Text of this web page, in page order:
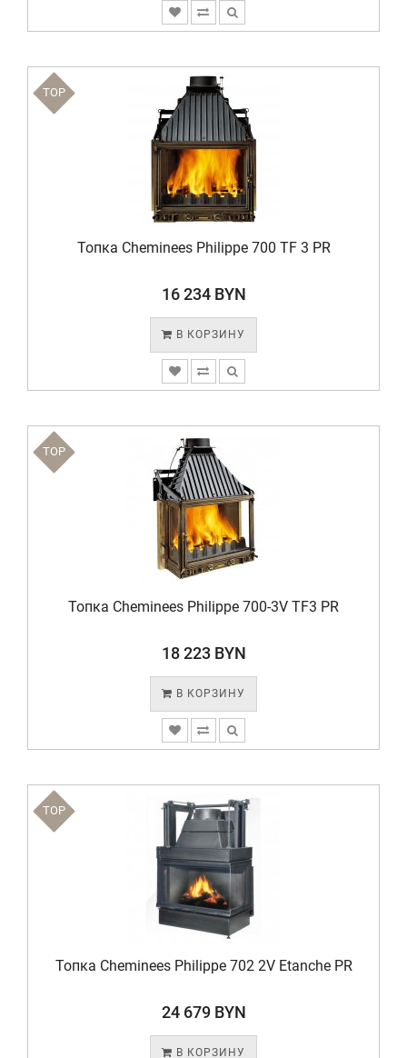
TOP
Топка Cheminees Philippe 700 TF 3 PR
16 234 BYN
В КОРЗИНУ
TOP
Топка Cheminees Philippe 700-3V TF3 PR
18 223 BYN
В КОРЗИНУ
TOP
Топка Cheminees Philippe 702 2V Etanche PR
24 679 BYN
В КОРЗИНУ